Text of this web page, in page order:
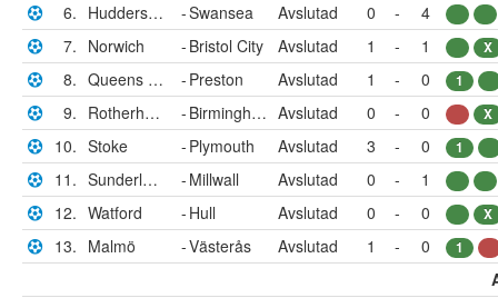
6. Huddersfield -Swansea Avslutad 0 -
4
7. Norwich -Bristol City Avslutad 1 - 1 X
8. Queens Park Rangers -Preston Avslutad 1 - 0 1
9. Rotherham - Birmingham Avslutad 0 - 0 X
10. Stoke -Plymouth Avslutad 3 - 0 1
11. Sunderland -Millwall Avslutad 0 -
1
12. Watford -Hull Avslutad 0 - 0 X
13. Malmö -Västerås Avslutad 1 - 0 1